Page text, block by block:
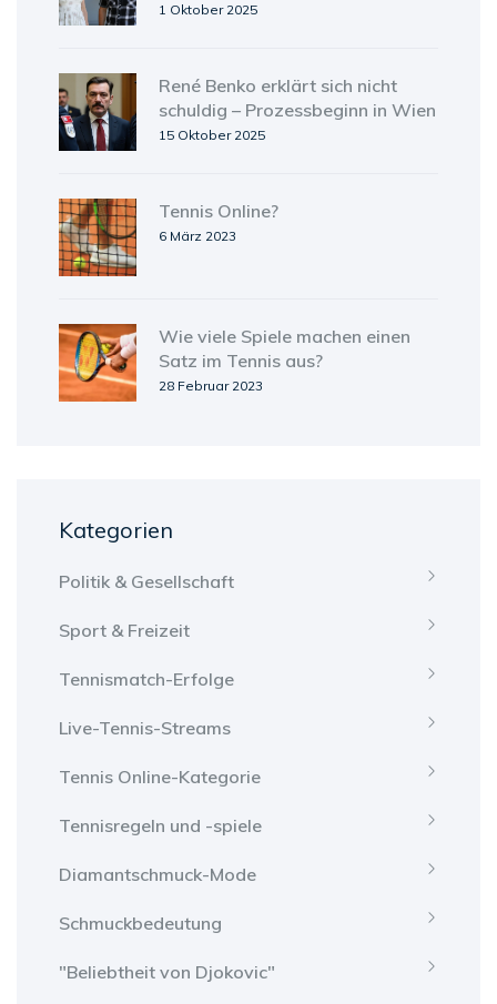
1 Oktober 2025
René Benko erklärt sich nicht
schuldig – Prozessbeginn in Wien
15 Oktober 2025
Tennis Online?
6 März 2023
Wie viele Spiele machen einen
Satz im Tennis aus?
28 Februar 2023
Kategorien
Politik & Gesellschaft
Sport & Freizeit
Tennismatch-Erfolge
Live-Tennis-Streams
Tennis Online-Kategorie
Tennisregeln und -spiele
Diamantschmuck-Mode
Schmuckbedeutung
"Beliebtheit von Djokovic"